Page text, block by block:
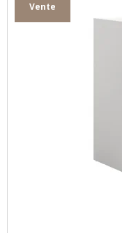
Vente